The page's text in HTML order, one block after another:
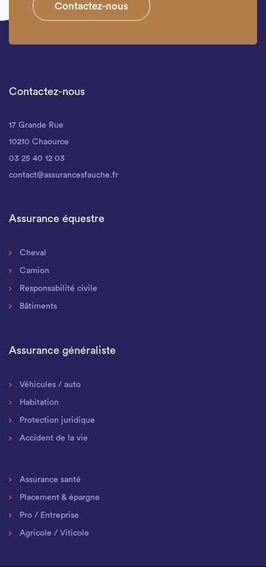
Contactez-nous
Contactez-nous
17 Grande Rue
10210 Chaource
03 25 40 12 03
contact@assurancesfauche.fr
Assurance équestre
Cheval
Camion
Responsabilité civile
Bâtiments
Assurance généraliste
Véhicules / auto
Habitation
Protection juridique
Accident de la vie
Assurance santé
Placement & épargne
Pro / Entreprise
Agricole / Viticole